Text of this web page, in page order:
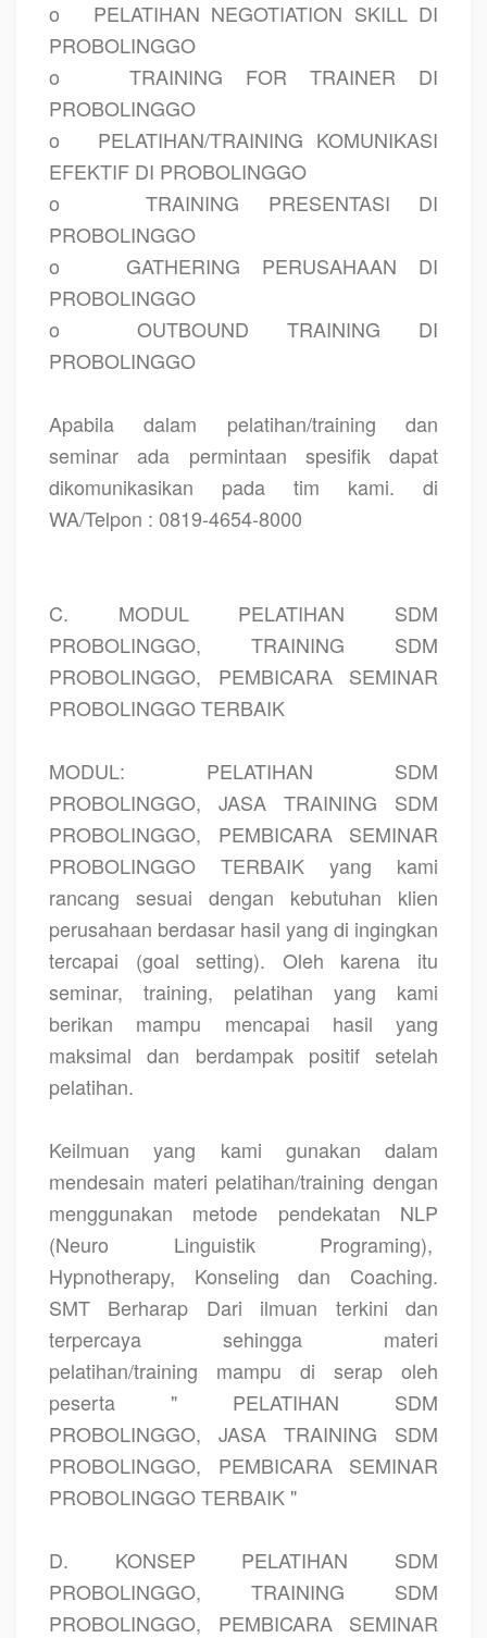
o
PELATIHAN NEGOTIATION SKILL DI
PROBOLINGGO
o
TRAINING FOR TRAINER DI
PROBOLINGGO
o
PELATIHAN/TRAINING KOMUNIKASI
EFEKTIF DI PROBOLINGGO
o
TRAINING PRESENTASI DI
PROBOLINGGO
o
GATHERING PERUSAHAAN DI
PROBOLINGGO
o
OUTBOUND TRAINING DI
PROBOLINGGO
Apabila dalam pelatihan/training dan
seminar ada permintaan spesifik dapat
dikomunikasikan pada tim kami. di
WA/Telpon : 0819-4654-8000
C. MODUL PELATIHAN SDM
PROBOLINGGO, TRAINING SDM
PROBOLINGGO, PEMBICARA SEMINAR
PROBOLINGGO TERBAIK
MODUL: PELATIHAN SDM
PROBOLINGGO, JASA TRAINING SDM
PROBOLINGGO, PEMBICARA SEMINAR
PROBOLINGGO TERBAIK yang kami
rancang sesuai dengan kebutuhan klien
perusahaan berdasar hasil yang di ingingkan
tercapai (goal setting). Oleh karena itu
seminar, training, pelatihan yang kami
berikan mampu mencapai hasil yang
maksimal dan berdampak positif setelah
pelatihan.
Keilmuan yang kami gunakan dalam
mendesain materi pelatihan/training dengan
menggunakan metode pendekatan NLP
(Neuro Linguistik Programing),
Hypnotherapy, Konseling dan Coaching.
SMT Berharap Dari ilmuan terkini dan
terpercaya sehingga materi
pelatihan/training mampu di serap oleh
peserta " PELATIHAN SDM
PROBOLINGGO, JASA TRAINING SDM
PROBOLINGGO, PEMBICARA SEMINAR
PROBOLINGGO TERBAIK "
D. KONSEP PELATIHAN SDM
PROBOLINGGO, TRAINING SDM
PROBOLINGGO, PEMBICARA SEMINAR